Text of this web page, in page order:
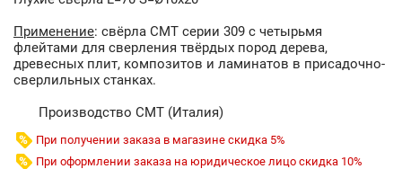
Применение: свёрла СМТ серии 309 с четырьмя
флейтами для сверления твёрдых пород дерева,
древесных плит, композитов и ламинатов в присадочно-
сверлильных станках.
Производство CMT (Италия)
При получении заказа в магазине скидка 5%
При оформлении заказа на юридическое лицо скидка 10%